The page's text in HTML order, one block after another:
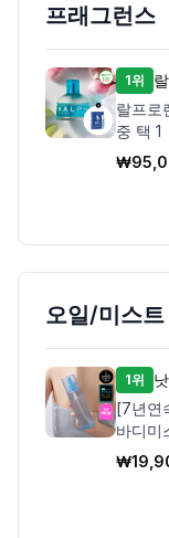
프래그런스
1위
랄프로
중 택 1
₩
오일/미스트
1위
[7년연
바디미
₩